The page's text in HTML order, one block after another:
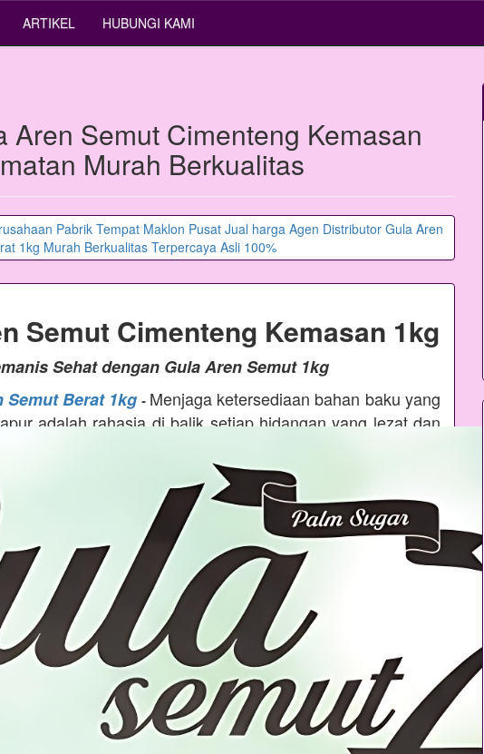
ARTIKEL HUBUNGI KAMI
Aren Semut Cimenteng Kemasan
Murah Berkualitas
Semut Cimenteng Kemasan 1kg
Sehat dengan Gula Aren Semut 1kg
Semut Berat 1kg - Menjaga ketersediaan bahan baku yang
adalah rahasia di balik setiap hidangan yang lezat dan
kuantitas lebih besar untuk keperluan baking,
campuran minuman harian keluarga. Produk ini
hasil alam dari Cimenteng Subang yang diproses dengan
para pengrajin lokal untuk menghasilkan butiran gula
dan mudah larut. Dengan menggunakan Merk Gula
Anda mendapatkan jaminan rasa manis yang memiliki
karamel yang kuat, jauh berbeda dengan gula merah
memiliki tekstur keras dan sulit diolah.
menjadi keunggulan yang tidak bisa ditawar, karena Gula
asli 100% dari pohon aren tanpa tambahan zat aditif,
campuran gula rafinasi. Proses pengolahan yang teliti
nira di pagi hari yang merupakan khas hasil alam